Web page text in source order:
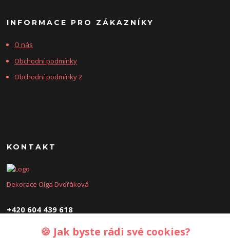
INFORMACE PRO ZÁKAZNÍKY
O nás
Obchodní podmínky
Obchodní podmínky 2
KONTAKT
Dekorace Olga Dvořáková
+420 604 439 618
dekoraceolga@seznam.cz
🍪 Jak byste rádi své cookies?